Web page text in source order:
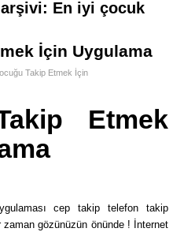
En iyi çocuk
İçin Uygulama
Takip Etmek İçin
Etmek
cep takip telefon takip
gözünüzün önünde ! İnternet